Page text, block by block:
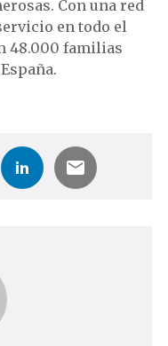
Con una red
en todo el
48.000 familias